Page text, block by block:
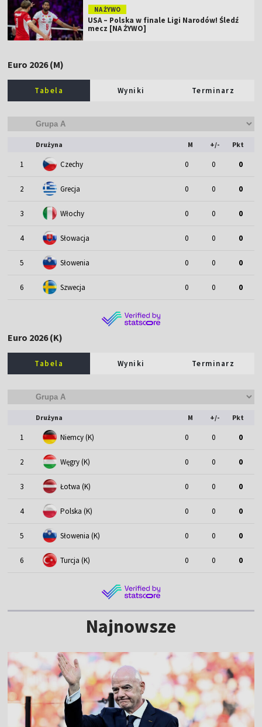
NA ŻYWO
USA – Polska w finale Ligi Narodów! Śledź
mecz [NA ŻYWO]
Euro 2026 (M)
Tabela Wyniki Terminarz
Drużyna M +/- Pkt
1 Czechy 0 0 0
2 Grecja 0 0 0
3 Włochy 0 0 0
4 Słowacja 0 0 0
5 Słowenia 0 0 0
6 Szwecja 0 0 0
Euro 2026 (K)
Tabela Wyniki Terminarz
Drużyna M +/- Pkt
1 Niemcy (K) 0 0 0
2 Węgry (K) 0 0 0
3 Łotwa (K) 0 0 0
4 Polska (K) 0 0 0
5 Słowenia (K) 0 0 0
6 Turcja (K) 0 0 0
Najnowsze